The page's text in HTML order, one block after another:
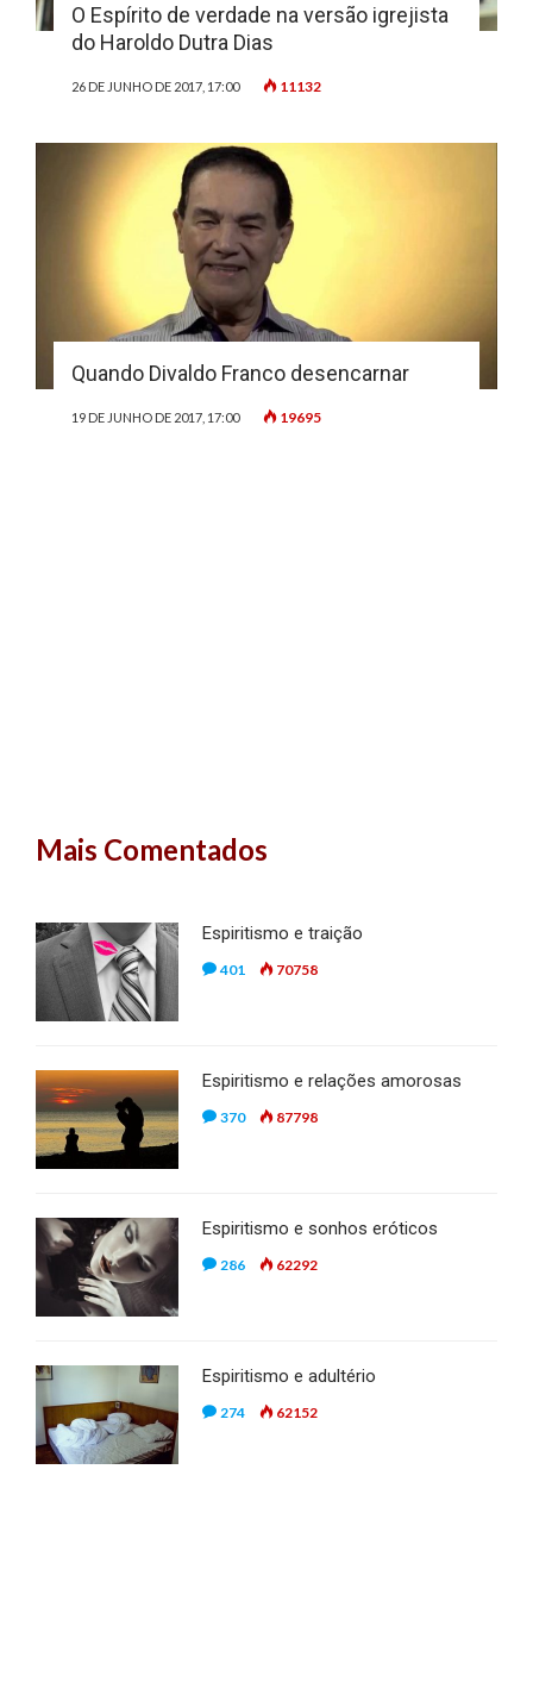
O Espírito de verdade na versão igrejista
do Haroldo Dutra Dias
26 DE JUNHO DE 2017, 17:00 11132
Quando Divaldo Franco desencarnar
19 DE JUNHO DE 2017, 17:00 19695
Mais Comentados
Espiritismo e traição
401 70758
Espiritismo e relações amorosas
370 87798
Espiritismo e sonhos eróticos
286 62292
Espiritismo e adultério
274 62152